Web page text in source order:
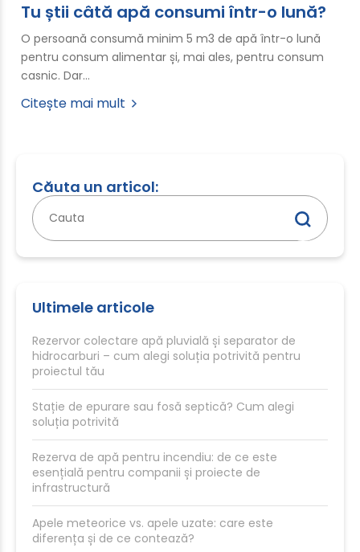
Căuta un articol:
Caută
după:
Ultimele articole
Rezervor colectare apă pluvială și separator de
hidrocarburi – cum alegi soluția potrivită pentru
proiectul tău
Stație de epurare sau fosă septică? Cum alegi
soluția potrivită
Rezerva de apă pentru incendiu: de ce este
esențială pentru companii și proiecte de
infrastructură
Apele meteorice vs. apele uzate: care este
diferența și de ce contează?
Tu știi câtă apă consumi într-o lună?
O persoană consumă minim 5 m3 de apă într-o lună
pentru consum alimentar și, mai ales, pentru consum
casnic. Dar…
Citește mai mult